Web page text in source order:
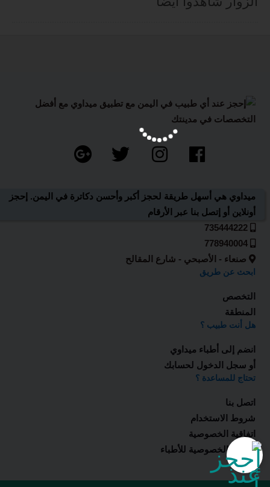
بنا
ميداوي هي أسهل طريقة لحجز أكبر وأحسن دكاترة في اليمن. إحجز
أونلاين أو إتصل بنا عبر الأرقام
صنعاء - الأصبحي - شارع المقالح
ابحث عن طريق
التخصص
المنطقة
هل أنت طبيب ؟
انضم إلى أطباء ميداوي
أو سجل الدخول لحسابك
تحتاج للمساعدة ؟
اتصل بنا
شروط الاستخدام
اتفاقية الخصوصية
اتفاقية الخصوصية للأطباء